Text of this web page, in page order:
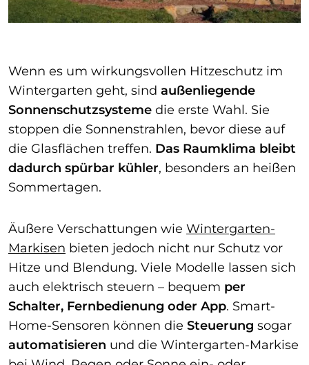
Wenn es um wirkungsvollen Hitzeschutz im
Wintergarten geht, sind außenliegende
Sonnenschutzsysteme die erste Wahl. Sie
stoppen die Sonnenstrahlen, bevor diese auf
die Glasflächen treffen. Das Raumklima bleibt
dadurch spürbar kühler, besonders an heißen
Sommertagen.
Äußere Verschattungen wie Wintergarten-
Markisen bieten jedoch nicht nur Schutz vor
Hitze und Blendung. Viele Modelle lassen sich
auch elektrisch steuern – bequem per
Schalter, Fernbedienung oder App. Smart-
Home-Sensoren können die Steuerung sogar
automatisieren und die Wintergarten-Markise